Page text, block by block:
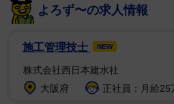
よろず〜の求人情報
施工管理技士 NEW
株式会社西日本建水社
大阪府
正社員：月給25